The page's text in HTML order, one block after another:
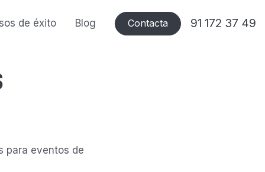
de éxito Blog Contacta 91 172 37 49
para eventos de